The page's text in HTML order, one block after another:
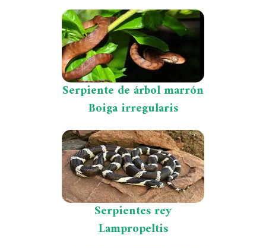
Serpiente de árbol marrón
Boiga irregularis
Serpientes rey
Lampropeltis